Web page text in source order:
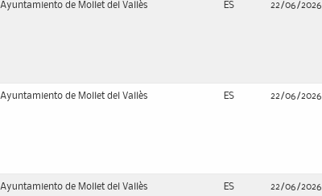
Ayuntamiento de Mollet del Vallès ES 22/06/2026
Ayuntamiento de Mollet del Vallès ES 22/06/2026
Ayuntamiento de Mollet del Vallès ES 22/06/2026